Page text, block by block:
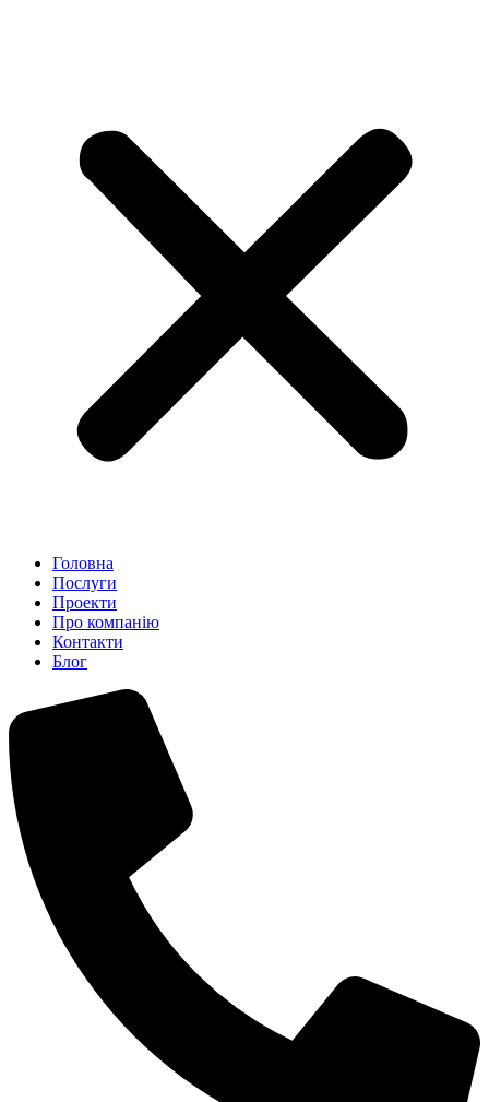
Головна
Послуги
Проекти
Про компанію
Контакти
Блог